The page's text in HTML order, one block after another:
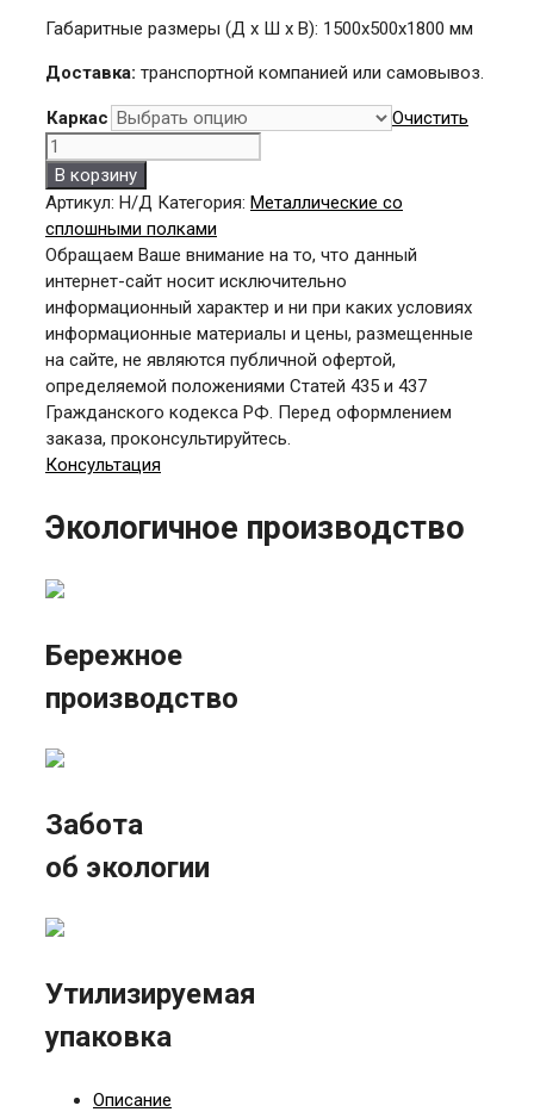
Габаритные размеры (Д х Ш х В): 1500х500х1800 мм
Доставка: транспортной компанией или самовывоз.
Каркас
Очистить
Количество
товара
С-1,8x15x5/4
(к/
оц/
нерж)
В корзину
Артикул: Н/Д Категория: Металлические со
сплошными полками
Обращаем Ваше внимание на то, что данный
интернет-сайт носит исключительно
информационный характер и ни при каких условиях
информационные материалы и цены, размещенные
на сайте, не являются публичной офертой,
определяемой положениями Статей 435 и 437
Гражданского кодекса РФ. Перед оформлением
заказа, проконсультируйтесь.
Консультация
Экологичное производство
Бережное
производство
Забота
об экологии
Утилизируемая
упаковка
Описание